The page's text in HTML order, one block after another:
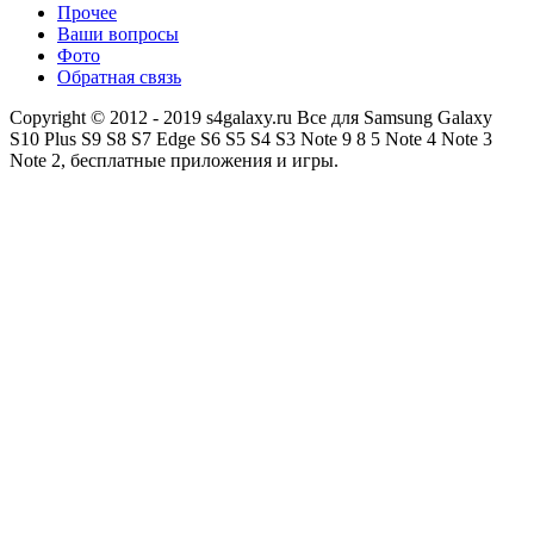
Прочее
Ваши вопросы
Фото
Обратная связь
Copyright © 2012 - 2019 s4galaxy.ru Все для Samsung Galaxy
S10 Plus S9 S8 S7 Edge S6 S5 S4 S3 Note 9 8 5 Note 4 Note 3
Note 2, бесплатные приложения и игры.